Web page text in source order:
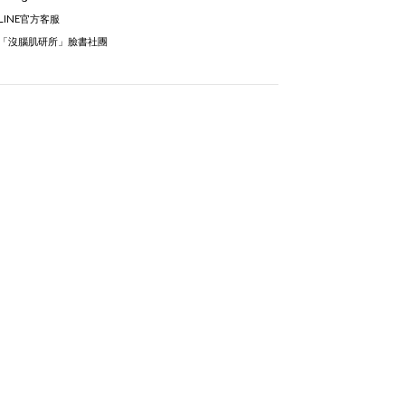
官方客服
「沒腦肌研所」臉書社團